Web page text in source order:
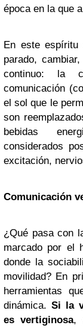
época en la que
En este
parado,
continuo: la
comunicación
el sol que le
son
bebidas
considerados
excitación,
Comunicación
¿Qué pasa con
marcado por el
donde la
movilidad? En
herramientas
dinámica. Si la
es vertiginosa,